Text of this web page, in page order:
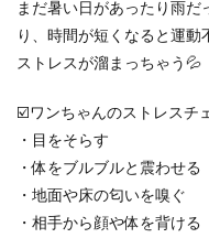
まだ暑い日があったり雨
り、時間が短くなると運動
ストレスが溜まっちゃう💦
☑️ワンちゃんのストレスチ
・目をそらす
・体をブルブルと震わせる
・地面や床の匂いを嗅ぐ
・相手から顔や体を背ける